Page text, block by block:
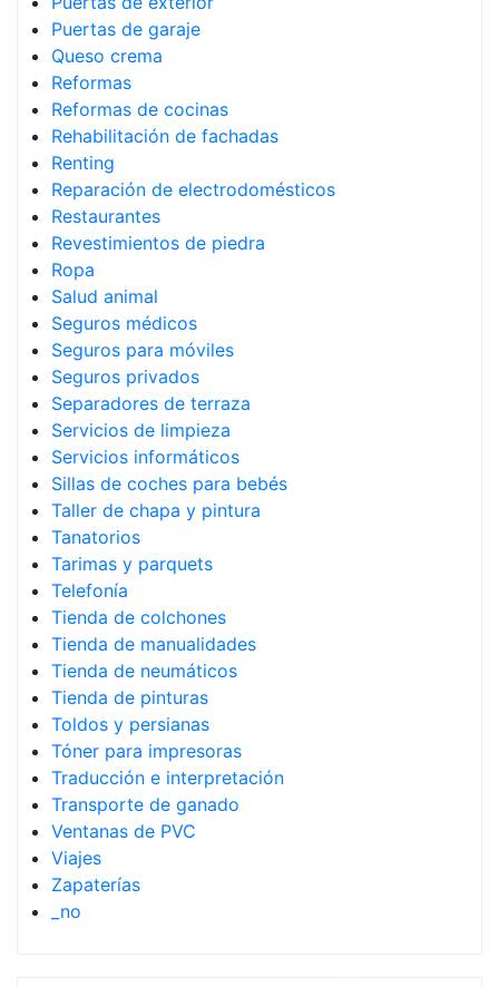
Puertas de garaje
Queso crema
Reformas
Reformas de cocinas
Rehabilitación de fachadas
Renting
Reparación de electrodomésticos
Restaurantes
Revestimientos de piedra
Ropa
Salud animal
Seguros médicos
Seguros para móviles
Seguros privados
Separadores de terraza
Servicios de limpieza
Servicios informáticos
Sillas de coches para bebés
Taller de chapa y pintura
Tanatorios
Tarimas y parquets
Telefonía
Tienda de colchones
Tienda de manualidades
Tienda de neumáticos
Tienda de pinturas
Toldos y persianas
Tóner para impresoras
Traducción e interpretación
Transporte de ganado
Ventanas de PVC
Viajes
Zapaterías
_no